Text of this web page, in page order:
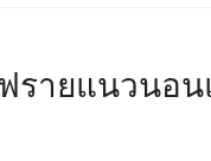
รายแนวนอ